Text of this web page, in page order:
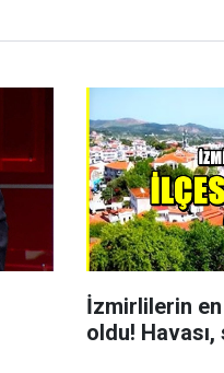
İzmirlilerin
oldu!